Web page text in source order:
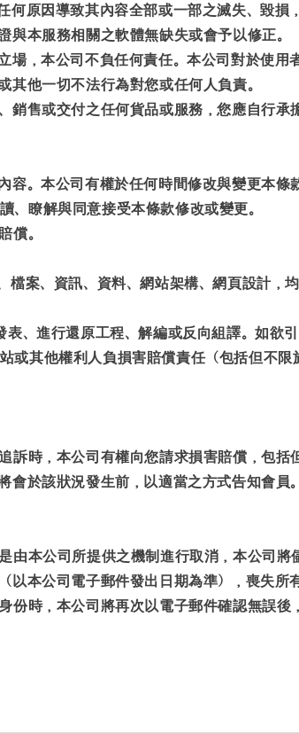
原因導致其內容全部或一部之滅失、毀損
本服務相關之軟體無缺失或會予以修正。
，本公司不負任何責任。本公司對於使用
他一切不法行為對您或任何人負責。
售或交付之任何貨品或服務，您應自行
。本公司有權於任何時間修改與變更本
瞭解與同意接受本條款修改或變更。
償。
案、資訊、資料、網站架構、網頁設計，
、進行還原工程、解編或反向組譯。如欲
其他權利人負損害賠償責任（包括但不限
時，本公司有權向您請求損害賠償，包括
於該狀況發生前，以適當之方式告知會員。
本公司所提供之機制進行取消，本公司將
本公司電子郵件發出日期為準），喪失所
份時，本公司將再次以電子郵件確認無